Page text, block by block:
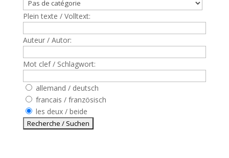
Plein texte / Volltext:
Auteur / Autor:
Mot clef / Schlagwort:
allemand / deutsch
francais / französisch
les deux / beide